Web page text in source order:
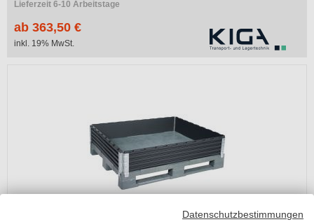
Lieferzeit 6-10 Arbeitstage
ab 363,50 €
inkl. 19% MwSt.
Datenschutzbestimmungen